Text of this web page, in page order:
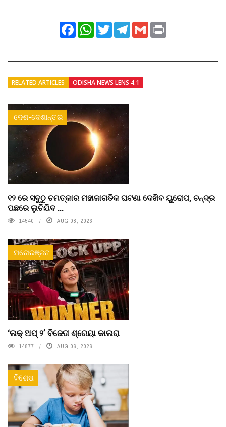
FacebookWhatsApp
TwitterTelegram
Gmail
RELATED ARTICLES ODISHA NEWS LENS 4.1
ଦେଶ-ଦେଶାନ୍ତର
୧୨ ରେ ସବୁଠୁ ଚମତ୍କାର ମହାଜାଗତିକ ଘଟଣା ଦେଖିବ ୟୁରୋପ, ଚନ୍ଦ୍ର
ପଛରେ ଲୁଚିଯିବ ...
14540 AUG 08, 2026
ମନୋରଞ୍ଜନ
‘ଲକ୍ ଅପ୍ ୨’ ବିଜେତା ଶ୍ରେୟା କାଲରା
14877 AUG 06, 2026
ବିଶେଷ